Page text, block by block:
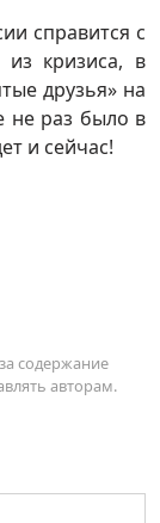
справится с
кризиса, в
друзья» на
не раз было в
и сейчас!
содержание
авторам.